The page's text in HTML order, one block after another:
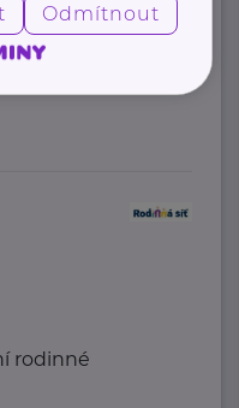
...
rodinné
Odmítnout